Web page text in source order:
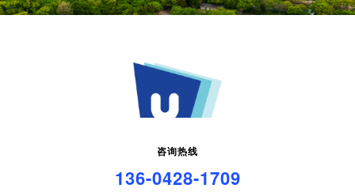
咨询热线
136-0428-1709